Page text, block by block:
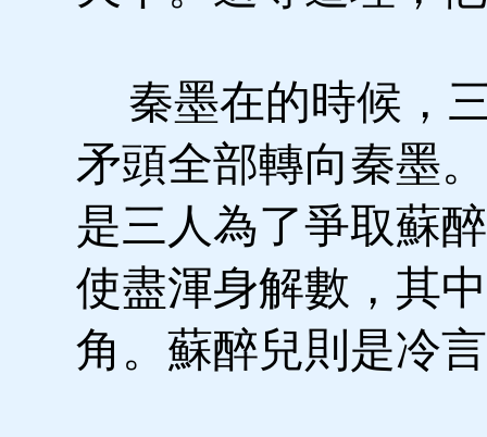
秦墨在的時候，
矛頭全部轉向秦墨
是三人為了爭取蘇
使盡渾身解數，其
角。蘇醉兒則是冷